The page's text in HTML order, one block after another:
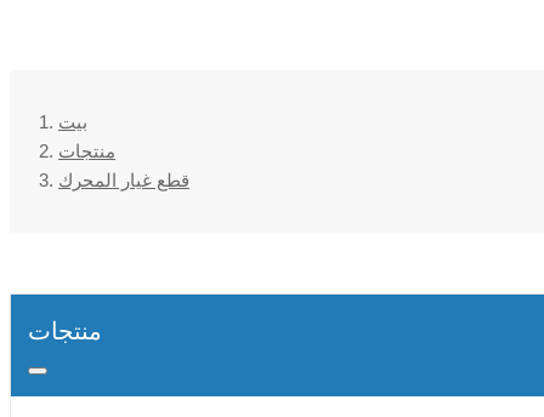
بيت
منتجات
قطع غيار المحرك
منتجات